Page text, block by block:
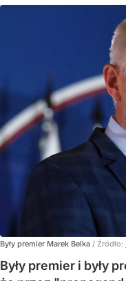
Były premier Marek Belka / Źródło:
Były premier i były